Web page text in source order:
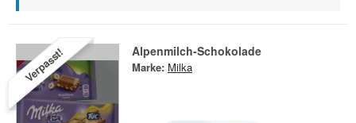
Verpasst! Alpenmilch-Schokolade
Marke: Milka